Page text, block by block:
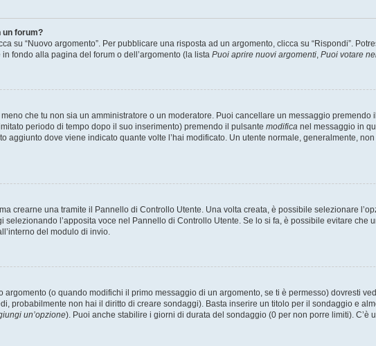
un forum?
su “Nuovo argomento”. Per pubblicare una risposta ad un argomento, clicca su “Rispondi”.
fondo alla pagina del forum o dell’argomento (la lista Puoi aprire nuovi argomenti Puoi votare
che tu non sia un amministratore o un moderatore. Puoi cancellare un messaggio
periodo di tempo dopo il suo inserimento) premendo il pulsante modifica nel messaggio in
aggiunto dove viene indicato quante volte l’hai modificato. Un utente normale, generalmente,
crearne una tramite il Pannello di Controllo Utente. Una volta creata, è possibile selezionare
l’apposita voce nel Pannello di Controllo Utente. Se lo si fa, è possibile evitare che
del modulo di invio.
(o quando modifichi il primo messaggio di un argomento, se ti è permesso) dovresti
probabilmente non hai il diritto di creare sondaggi). Basta inserire un titolo per il sondaggio e
un’opzione). Puoi anche stabilire i giorni di durata del sondaggio (0 per non porre limiti). C’è